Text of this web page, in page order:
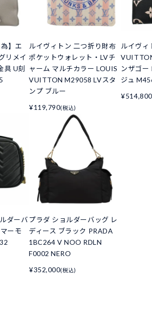
】エ
リメイ
具 U刻
ルイヴィトン 二つ折り財布
ポケットウォレット・LVチ
ャーム マルチカラー LOUIS
VUITTON M29058 LVスタ
ンプ ブルー
¥119,790(税込)
ルイヴィ
ンザゴー
ジュ
¥514,800
ダーバ
ーモ
プラダ ショルダーバッグ レ
ディース ブラック PRADA
1BC264 V NOO RDLN
F0002 NERO
¥352,000(税込)